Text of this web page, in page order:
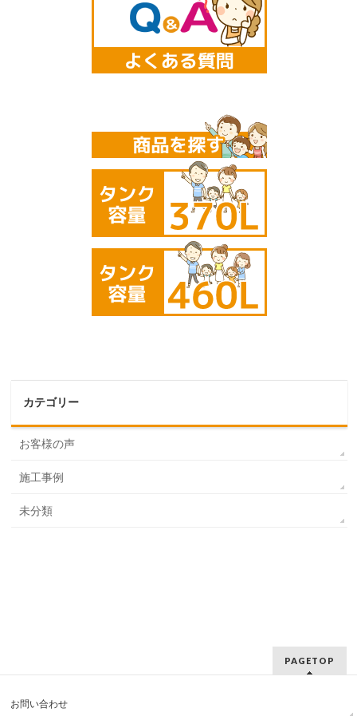
カテゴリー
お客様の声
施工事例
未分類
PAGETOP
お問い合わせ